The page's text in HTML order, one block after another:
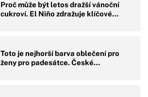
Proč může být letos dražší vánoční
cukroví. El Niño zdražuje klíčové…
Toto je nejhorší barva oblečení pro
ženy pro padesátce. České…